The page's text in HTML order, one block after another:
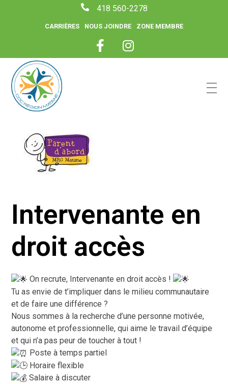
418 560-2278
CARRIÈRES NOUS JOINDRE ZONE MEMBRE
Intervenante en
droit accès
On recrute, Intervenante en droit accès !
Tu as envie de t’impliquer dans le milieu communautaire
et de faire une différence ?
Nous sommes à la recherche d’une personne motivée,
autonome et professionnelle, qui aime le travail d’équipe
et qui n’a pas peur de toucher à tout !
Poste à temps partiel
Horaire flexible
Salaire à discuter